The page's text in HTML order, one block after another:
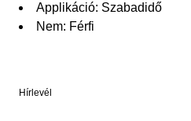
Applikáció: Szabadidő
Nem: Férfi
Hírlevél